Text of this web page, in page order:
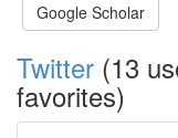
Google Scholar
Twitter (13
favorites)